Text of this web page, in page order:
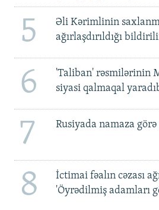
5
Əli Kərimlinin
ağırlaşdırıldığı
6
'Taliban' rəsmilərinin
siyasi qalmaqal
7 Rusiyada namaza
8
İctimai fəalın cəzası
'Öyrədilmiş adamları